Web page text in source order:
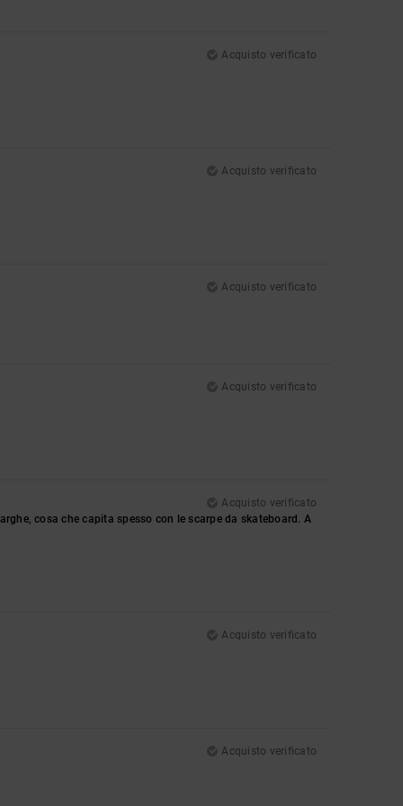
Acquisto verificato
Acquisto verificato
Acquisto verificato
Acquisto verificato
Acquisto verificato
cosa che capita spesso con le scarpe da skateboard. A
Acquisto verificato
Acquisto verificato